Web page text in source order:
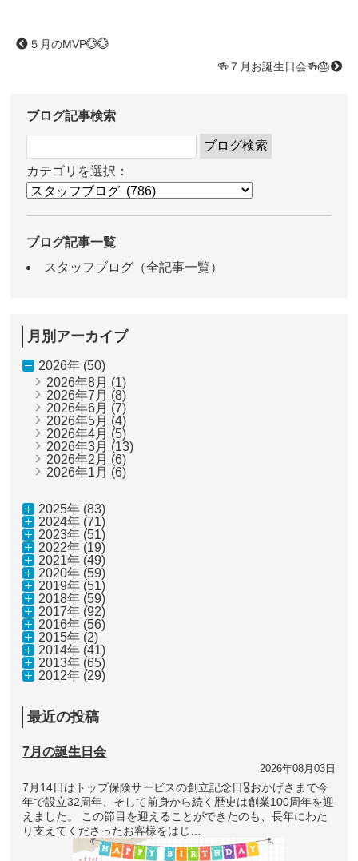
５月のMVP💮💮
🍻７月お誕生日会🍻🎂
ブログ記事検索
カテゴリを選択：
ブログ記事一覧
スタッフブログ（全記事一覧）
月別アーカイブ
2026年 (50)
2026年8月 (1)
2026年7月 (8)
2026年6月 (7)
2026年5月 (4)
2026年4月 (5)
2026年3月 (13)
2026年2月 (6)
2026年1月 (6)
2025年 (83)
2024年 (71)
2023年 (51)
2022年 (19)
2021年 (49)
2020年 (59)
2019年 (51)
2018年 (59)
2017年 (92)
2016年 (56)
2015年 (2)
2014年 (41)
2013年 (65)
2012年 (29)
最近の投稿
7月の誕生日会
2026年08月03日
7月14日はトップ保険サービスの創立記念日🎖おかげさまで今
年で設立32周年、そして前身から続く歴史は創業100周年を迎
えました。 この節目を迎えることができたのも、長年にわた
り支えてくださったお客様をはじ…